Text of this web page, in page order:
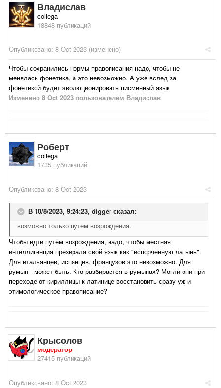
Владислав
collega
18848 публикаций
Опубликовано: 8 Oct 2023 (изменено)
Чтобы сохранились нормы правописания надо, чтобы не
менялась фонетика, а это невозможно. А уже вслед за
фонетикой будет эволюционировать писменный язык
Изменено 8 Oct 2023 пользователем Владислав
Роберт
collega
1735 публикаций
Опубликовано: 8 Oct 2023
В 10/8/2023, 9:24:23, digger сказал:
возможно только путем возрождения.
Чтобы идти путём возрождения, надо, чтобы местная
интеллигенция презирала свой язык как "испорченную латынь".
Для итальянцев, испанцев, французов это невозможно. Для
румын - может быть. Кто разбирается в румынах? Могли они при
переходе от кириллицы к латинице восстановить сразу уж и
этимологическое правописание?
Крысолов
модератор
27415 публикаций
Опубликовано: 8 Oct 2023